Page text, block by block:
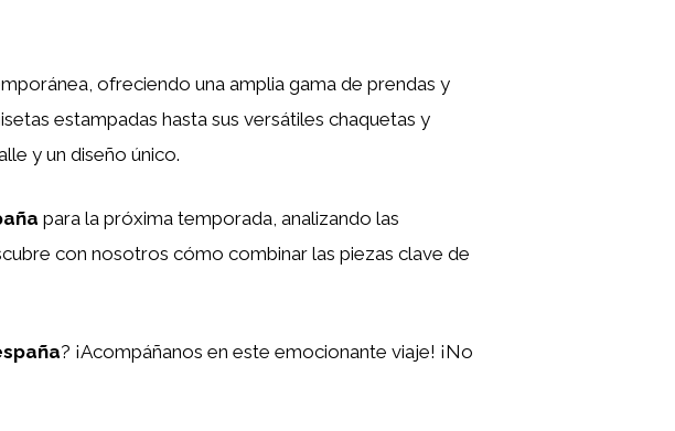
ofreciendo una amplia gama de prendas y
estampadas hasta sus versátiles chaquetas y
y un diseño único.
para la próxima temporada, analizando las
con nosotros cómo combinar las piezas clave de
? ¡Acompáñanos en este emocionante viaje! ¡No